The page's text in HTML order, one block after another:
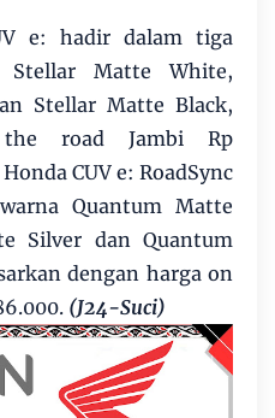
e: hadir dalam tiga
Matte White,
Stellar Matte Black,
road Jambi Rp
CUV e: RoadSync
Quantum Matte
Silver dan Quantum
dengan harga on
(J24-Suci)